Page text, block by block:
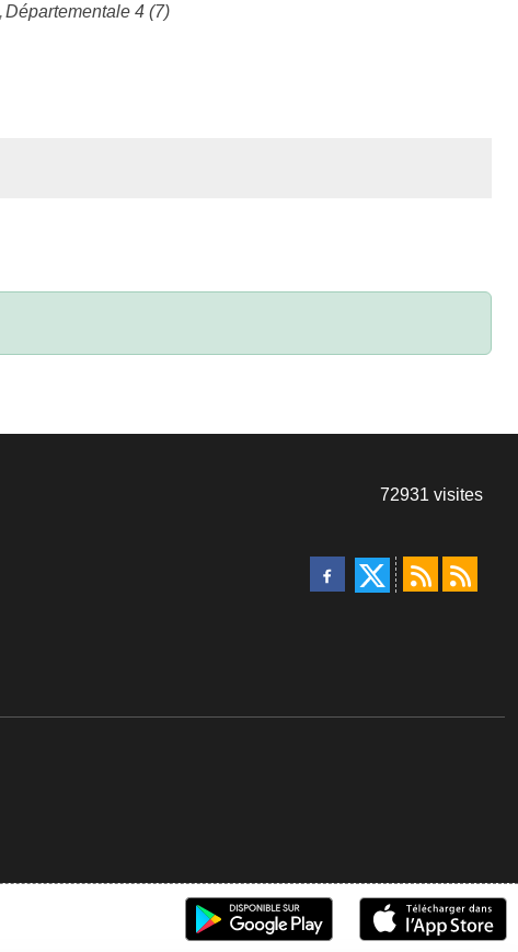
Départementale 4 (7)
72931 visites